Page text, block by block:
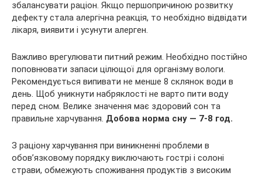
збалансувати раціон. Якщо першопричиною розвитку
дефекту стала алергічна реакція, то необхідно відвідати
лікаря, виявити і усунути алерген.
Важливо врегулювати питний режим. Необхідно постійно
поповнювати запаси цілющої для організму вологи.
Рекомендується випивати не менше 8 склянок води в
день. Щоб уникнути набряклості не варто пити воду
перед сном. Велике значення має здоровий сон та
правильне харчування. Добова норма сну — 7-8 год.
З раціону харчування при виникненні проблеми в
обов’язковому порядку виключають гострі і солоні
страви, обмежують споживання продуктів з високим